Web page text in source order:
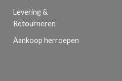
Levering &
Retourneren
Aankoop herroepen